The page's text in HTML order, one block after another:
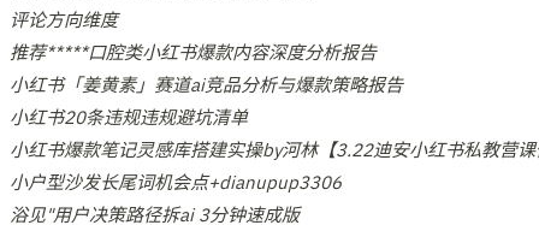
评论方向维度
推荐*****口腔类小红书爆款内容深度分析报告
小红书「姜黄素」赛道ai竞品分析与爆款策略报告
小红书20条违规违规避坑清单
小红书爆款笔记灵感库搭建实操by河林【3.22迪安小红书私教营
小户型沙发长尾词机会点+dianupup3306
浴见"用户决策路径拆ai 3分钟速成版